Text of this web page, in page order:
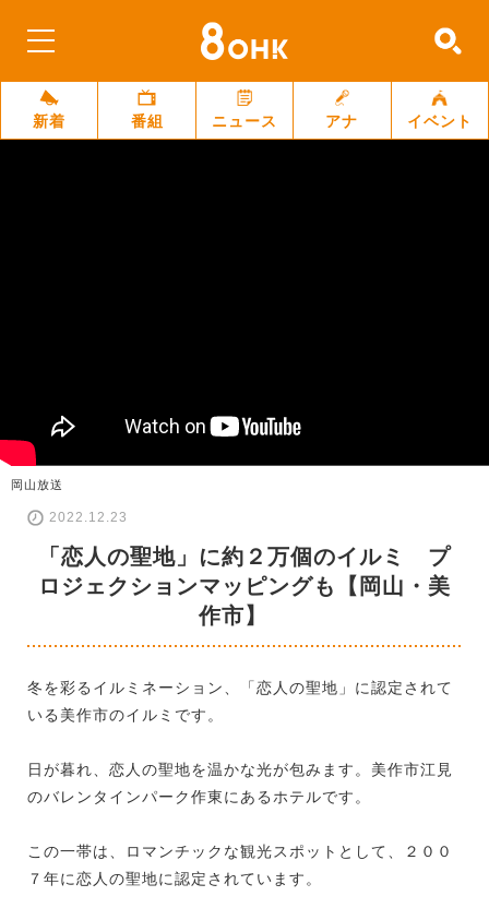
新着 番組 ニュース アナ イベント
岡山放送
2022.12.23
「恋人の聖地」に約２万個のイルミ プ
ロジェクションマッピングも【岡山・美
作市】
冬を彩るイルミネーション、「恋人の聖地」に認定されて
いる美作市のイルミです。
日が暮れ、恋人の聖地を温かな光が包みます。美作市江見
のバレンタインパーク作東にあるホテルです。
この一帯は、ロマンチックな観光スポットとして、２００
７年に恋人の聖地に認定されています。